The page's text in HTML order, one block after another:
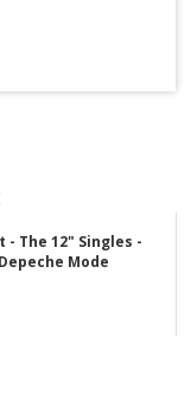
- The 12" Singles -
Depeche Mode